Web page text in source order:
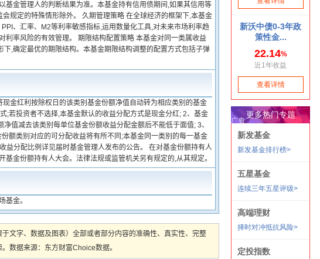
金管理人的判断结果为准。本基金持有信用债期间,如果其信用等
规定的特殊情形除外。 久期管理策略 在全球经济的框架下,本基金
、汇率、M2等利率敏感指标,运用数量化工具,对未来市场利率趋
率风险的有效管理。 期限结构配置策略 本基金对同一类属收益
,确定最优的期限结构。本基金期限结构调整的配置方式包括子弹
金红利按除权日的该类别基金份额净值自动转为相应类别的基金
;若投资者不选择,本基金默认的收益分配方式是现金分红; 2、基金
值减去该类别每单位基金份额收益分配金额后不能低于面值; 3、
额类别对应的可分配收益将有所不同;本基金同一类别的每一基金
益分配比例详见届时基金管理人发布的公告。 在对基金份额持有人
金份额持有人大会。法律法规或监管机关另有规定的,从其规定。
基金。
文字、数据及图表）全部或者部分内容的准确性、真实性、完整
数据来源：东方财富Choice数据。